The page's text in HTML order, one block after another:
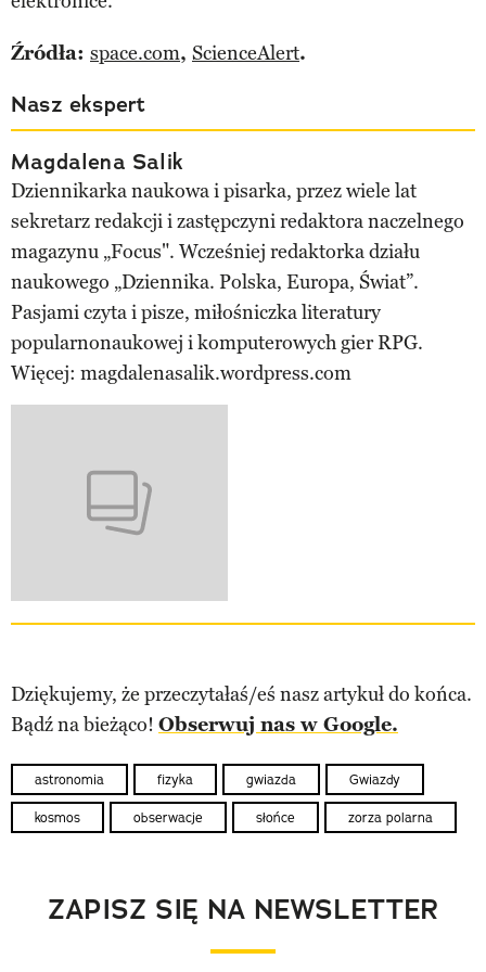
Źródła: space.com, ScienceAlert.
Nasz ekspert
Magdalena Salik
Dziennikarka naukowa i pisarka, przez wiele lat
sekretarz redakcji i zastępczyni redaktora naczelnego
magazynu „Focus". Wcześniej redaktorka działu
naukowego „Dziennika. Polska, Europa, Świat”.
Pasjami czyta i pisze, miłośniczka literatury
popularnonaukowej i komputerowych gier RPG.
Więcej: magdalenasalik.wordpress.com
Dziękujemy, że przeczytałaś/eś nasz artykuł do końca.
Bądź na bieżąco! Obserwuj nas w Google.
astronomia fizyka gwiazda Gwiazdy
kosmos obserwacje słońce zorza polarna
ZAPISZ SIĘ NA NEWSLETTER